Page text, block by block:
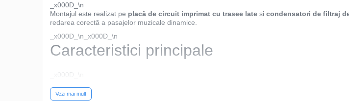
Osciloscoape TELEDYNE LECROY
Osciloscoape UNI-T
_x000D_\n
Montajul este realizat pe placă de circuit imprimat cu trasee late și condensatori de filtraj
redarea corectă a pasajelor muzicale dinamice.
_x000D_\n_x000D_\n
Caracteristici principale
_x000D_\n
_x000D_\n
Vezi mai mult